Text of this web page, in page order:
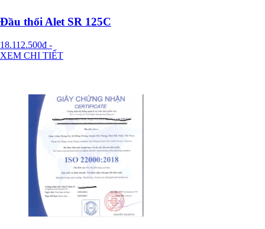
Đầu thổi Alet SR 125C
18.112.500đ -
XEM CHI TIẾT